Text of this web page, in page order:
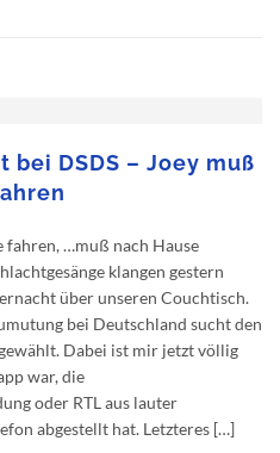
bei DSDS – Joey muß
fahren, …muß nach Hause
klangen gestern
über unseren Couchtisch.
bei Deutschland sucht den
Dabei ist mir jetzt völlig
war, die
oder RTL aus lauter
abgestellt hat. Letzteres […]